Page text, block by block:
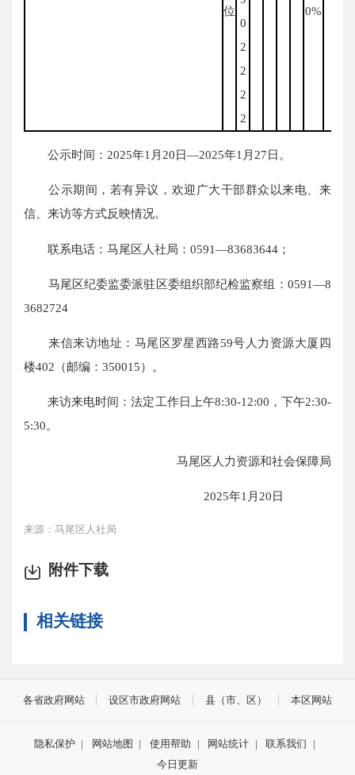
位
0
2
2
2
2
0%
公示时间：2025年1月20日—2025年1月27日。
公示期间，若有异议，欢迎广大干部群众以来电、来
信、来访等方式反映情况。
联系电话：马尾区人社局：0591—83683644；
马尾区纪委监委派驻区委组织部纪检监察组：0591—8
3682724
来信来访地址：马尾区罗星西路59号人力资源大厦四
楼402（邮编：350015）。
来访来电时间：法定工作日上午8:30-12:00，下午2:30-
5:30。
马尾区人力资源和社会保障局
2025年1月20日
来源：马尾区人社局
附件下载
相关链接
各省政府网站 设区市政府网站 县（市、区） 本区网站
隐私保护 | 网站地图 | 使用帮助 | 网站统计 | 联系我们
|
今日更新